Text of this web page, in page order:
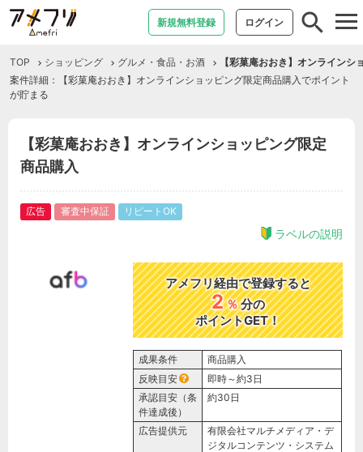
新規無料登録 ログイン
TOP ショッピング グルメ・食品・お酒
【彩菓庵おおき】オンラインシ
案件詳細：【彩菓庵おおき】オンラインショッピング限定商品購入でポイント
が貯まる
【彩菓庵おおき】オンラインショッピング限定
商品購入
広告 審査中保証 リピートOK
ラベルの説明
アメフリ経由で登録すると
2％分の
ポイントGET！
成果条件
商品購入
反映目安
即時～約3日
承認目安（条
件達成後）
約30日
広告提供元
有限会社マルチメディア・デ
ジタルコンテンツ・システム